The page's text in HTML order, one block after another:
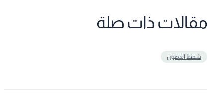
مقالات ذات صلة
شفط الدهون